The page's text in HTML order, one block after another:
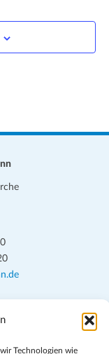
Technologien wie
auf Grundfragen des